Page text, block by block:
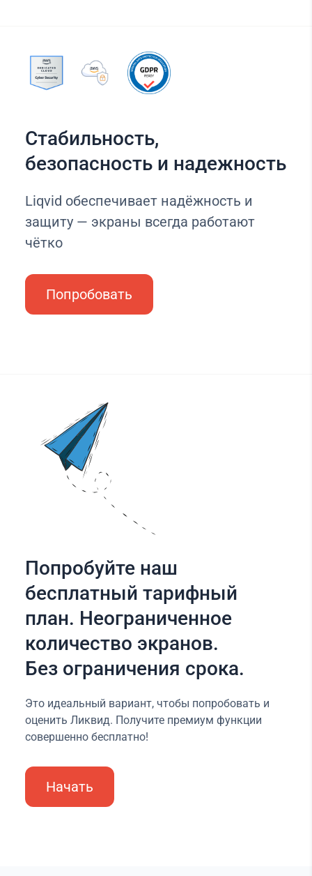
Стабильность,
безопасность и надежность
Liqvid обеспечивает надёжность и
защиту — экраны всегда работают
чётко
Попробовать
Попробуйте наш
бесплатный тарифный
план. Неограниченное
количество экранов.
Без ограничения срока.
Это идеальный вариант, чтобы попробовать и
оценить Ликвид. Получите премиум функции
совершенно бесплатно!
Начать